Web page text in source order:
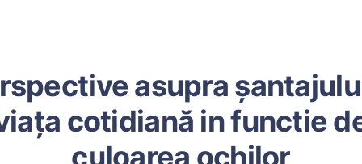
asupra
cotidiană in functie
culoarea ochilor